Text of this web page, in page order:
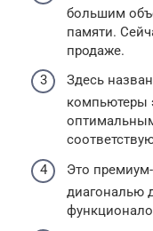
большим
памяти.
продаже.
Здесь
компьютеры
Это
диагональю